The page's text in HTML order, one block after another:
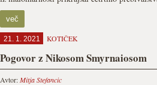
več
21. 1. 2021 KOTIČEK
Pogovor z Nikosom Smyrnaiosom
Avtor:Mitja Stefancic